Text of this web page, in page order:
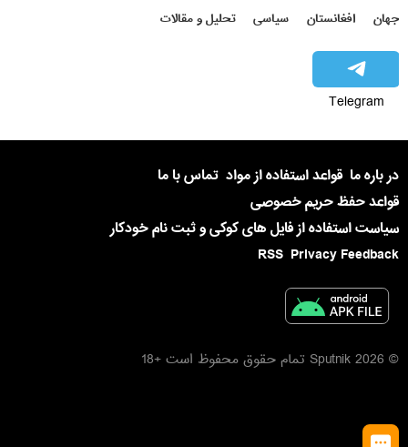
جهان افغانستان سیاسی تحلیل و مقالات
Telegram
در باره ما قواعد استفاده از مواد تماس با ما
قواعد حفظ حریم خصوصی
سیاست استفاده از فایل های کوکی و ثبت نام خودکار
Privacy Feedback
RSS
© 2026 Sputnik تمام حقوق محفوظ است +18